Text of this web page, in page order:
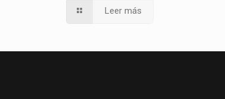
Leer más